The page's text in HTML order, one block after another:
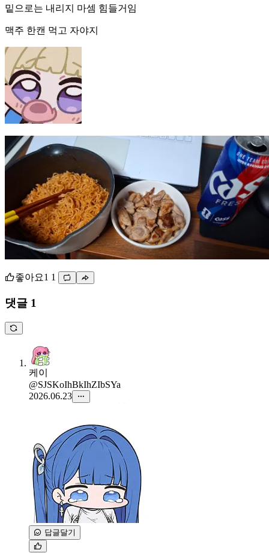
밑으로는 내리지 마셈 힘들거임
맥주 한캔 먹고 자야지
좋아요1 1
댓글 1
케이
@SJSKoIhBkIhZIbSYa
2026.06.23
답글달기